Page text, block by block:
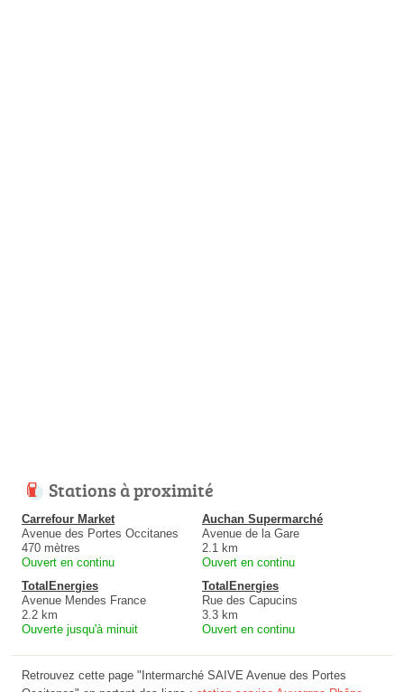
Stations à proximité
Carrefour Market
Avenue des Portes Occitanes
470 mètres
Ouvert en continu
Auchan Supermarché
Avenue de la Gare
2.1 km
Ouvert en continu
TotalEnergies
Avenue Mendes France
2.2 km
Ouverte jusqu'à minuit
TotalEnergies
Rue des Capucins
3.3 km
Ouvert en continu
Retrouvez cette page "Intermarché SAIVE Avenue des Portes